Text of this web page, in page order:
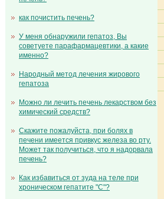
как почистить печень?
У меня обнаружили гепатоз, Вы
советуете парафармацевтики, а какие
именно?
Народный метод лечения жирового
гепатоза
Можно ли лечить печень лекарством без
химический средств?
Скажите пожалуйста, при болях в
печени имеется привкус железа во рту.
Может так получиться, что я надорвала
печень?
Как избавиться от зуда на теле при
хроническом гепатите "С"?